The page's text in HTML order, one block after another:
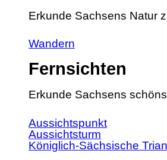
Erkunde Sachsens Natur
Wandern
Fernsichten
Erkunde Sachsens
Aussichtspunkt
Aussichtsturm
Königlich-Sächsische